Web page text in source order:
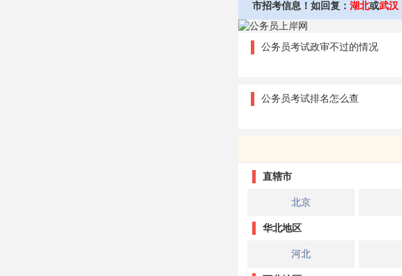
市招考信息！如回复： 湖北或武汉
公务员考试政审不过的情况
公务员考试排名怎么查
直辖市
北京
华北地区
河北